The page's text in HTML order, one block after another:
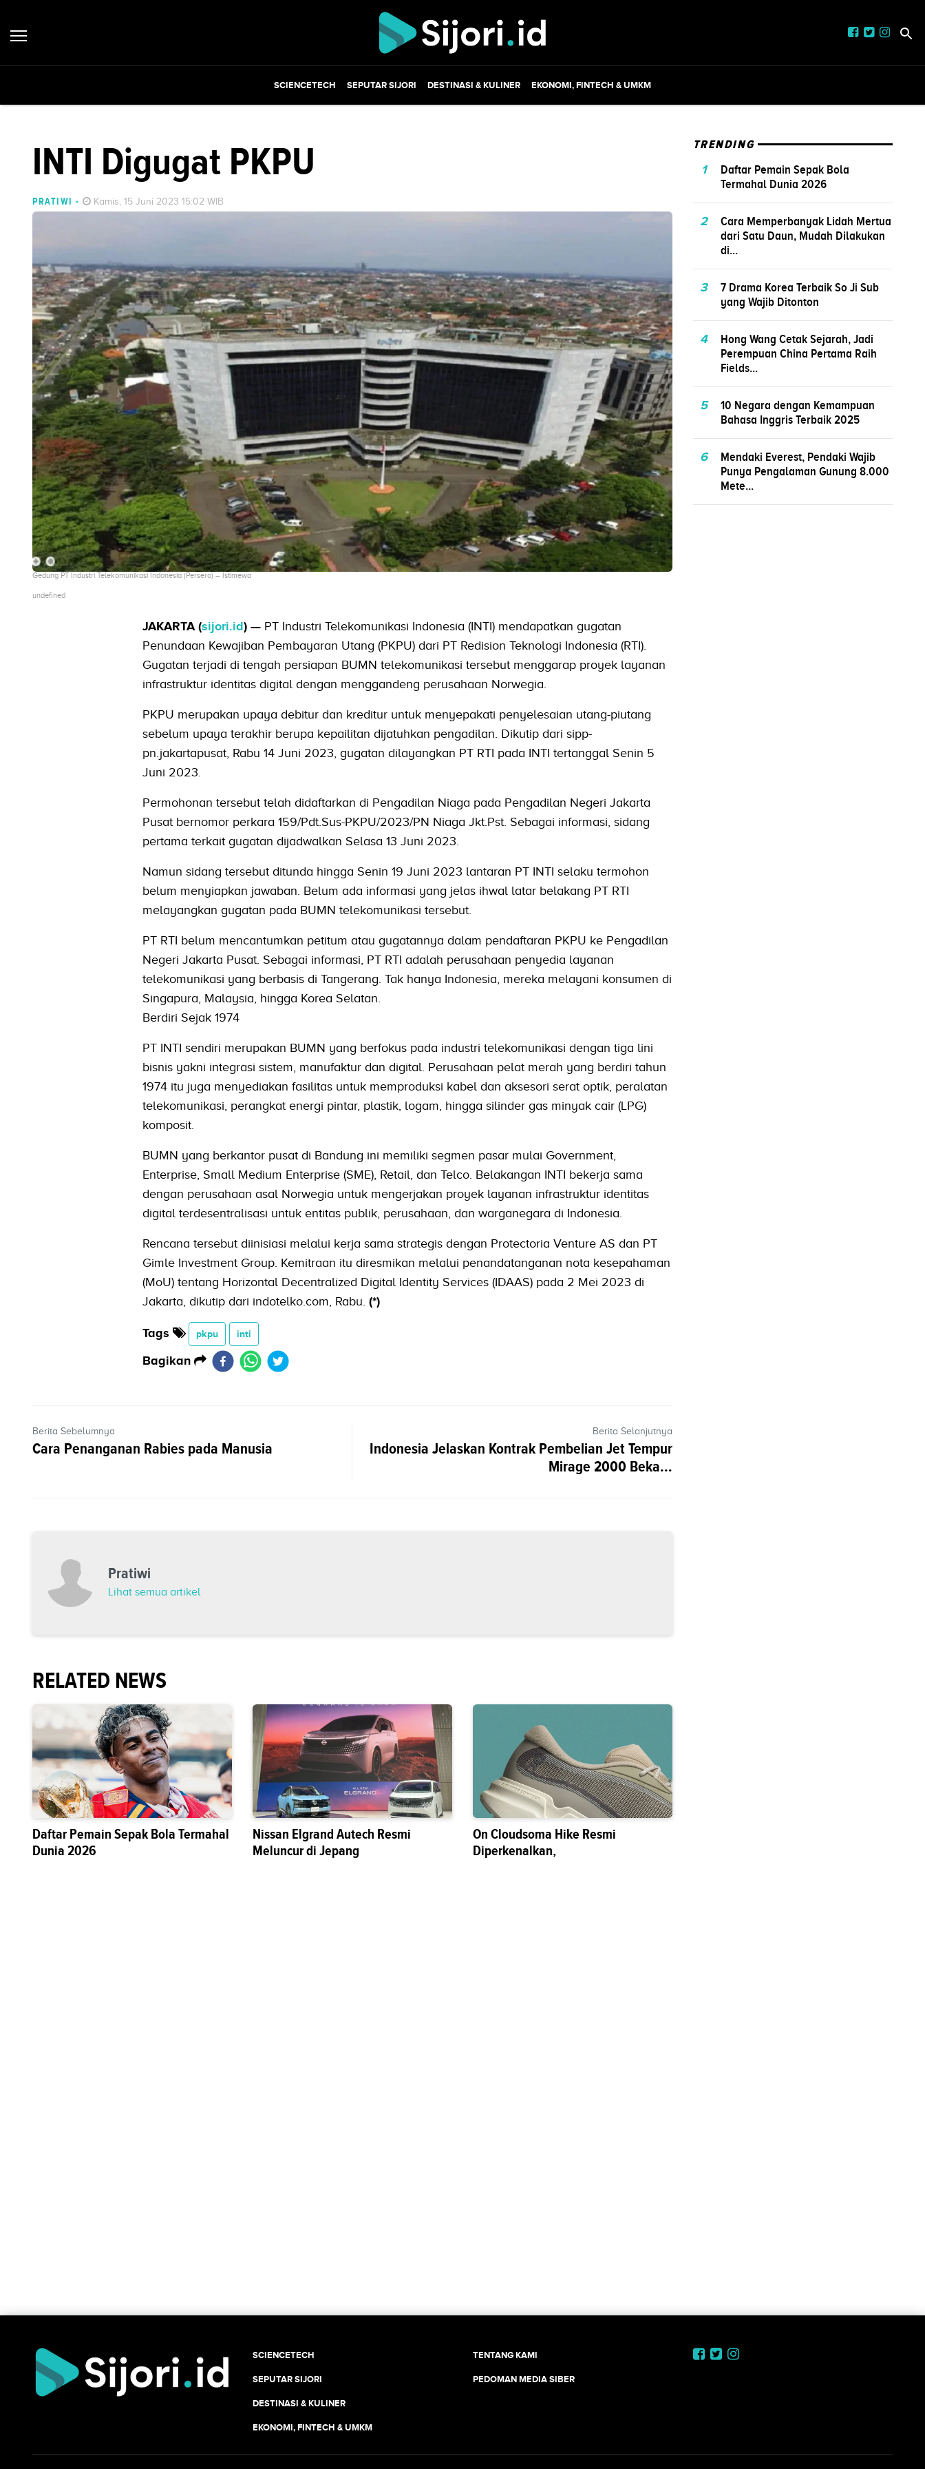
SCIENCETECH SEPUTAR SIJORI DESTINASI & KULINER EKONOMI, FINTECH & UMKM
INTI Digugat PKPU
PRATIWI - Kamis, 15 Juni 2023 15:02 WIB
Gedung PT Industri Telekomunikasi Indonesia (Persero) – Istimewa
undefined
JAKARTA (sijori.id) — PT Industri Telekomunikasi Indonesia (INTI) mendapatkan gugatan
Penundaan Kewajiban Pembayaran Utang (PKPU) dari PT Redision Teknologi Indonesia (RTI).
Gugatan terjadi di tengah persiapan BUMN telekomunikasi tersebut menggarap proyek layanan
infrastruktur identitas digital dengan menggandeng perusahaan Norwegia.
PKPU merupakan upaya debitur dan kreditur untuk menyepakati penyelesaian utang-piutang
sebelum upaya terakhir berupa kepailitan dijatuhkan pengadilan. Dikutip dari sipp-
pn.jakartapusat, Rabu 14 Juni 2023, gugatan dilayangkan PT RTI pada INTI tertanggal Senin 5
Juni 2023.
Permohonan tersebut telah didaftarkan di Pengadilan Niaga pada Pengadilan Negeri Jakarta
Pusat bernomor perkara 159/Pdt.Sus-PKPU/2023/PN Niaga Jkt.Pst. Sebagai informasi, sidang
pertama terkait gugatan dijadwalkan Selasa 13 Juni 2023.
Namun sidang tersebut ditunda hingga Senin 19 Juni 2023 lantaran PT INTI selaku termohon
belum menyiapkan jawaban. Belum ada informasi yang jelas ihwal latar belakang PT RTI
melayangkan gugatan pada BUMN telekomunikasi tersebut.
PT RTI belum mencantumkan petitum atau gugatannya dalam pendaftaran PKPU ke Pengadilan
Negeri Jakarta Pusat. Sebagai informasi, PT RTI adalah perusahaan penyedia layanan
telekomunikasi yang berbasis di Tangerang. Tak hanya Indonesia, mereka melayani konsumen di
Singapura, Malaysia, hingga Korea Selatan.
Berdiri Sejak 1974
PT INTI sendiri merupakan BUMN yang berfokus pada industri telekomunikasi dengan tiga lini
bisnis yakni integrasi sistem, manufaktur dan digital. Perusahaan pelat merah yang berdiri tahun
1974 itu juga menyediakan fasilitas untuk memproduksi kabel dan aksesori serat optik, peralatan
telekomunikasi, perangkat energi pintar, plastik, logam, hingga silinder gas minyak cair (LPG)
komposit.
BUMN yang berkantor pusat di Bandung ini memiliki segmen pasar mulai Government,
Enterprise, Small Medium Enterprise (SME), Retail, dan Telco. Belakangan INTI bekerja sama
dengan perusahaan asal Norwegia untuk mengerjakan proyek layanan infrastruktur identitas
digital terdesentralisasi untuk entitas publik, perusahaan, dan warganegara di Indonesia.
Rencana tersebut diinisiasi melalui kerja sama strategis dengan Protectoria Venture AS dan PT
Gimle Investment Group. Kemitraan itu diresmikan melalui penandatanganan nota kesepahaman
(MoU) tentang Horizontal Decentralized Digital Identity Services (IDAAS) pada 2 Mei 2023 di
Jakarta, dikutip dari indotelko.com, Rabu. (*)
Tags pkpu inti
Bagikan
Berita Sebelumnya
Cara Penanganan Rabies pada Manusia
Berita Selanjutnya
Indonesia Jelaskan Kontrak Pembelian Jet Tempur
Mirage 2000 Beka...
Pratiwi
Lihat semua artikel
RELATED NEWS
Daftar Pemain Sepak Bola Termahal
Dunia 2026
Nissan Elgrand Autech Resmi
Meluncur di Jepang
On Cloudsoma Hike Resmi
Diperkenalkan,
TRENDING
1
Daftar Pemain Sepak Bola
Termahal Dunia 2026
2
Cara Memperbanyak Lidah Mertua
dari Satu Daun, Mudah Dilakukan
di...
3
7 Drama Korea Terbaik So Ji Sub
yang Wajib Ditonton
4
Hong Wang Cetak Sejarah, Jadi
Perempuan China Pertama Raih
Fields...
5
10 Negara dengan Kemampuan
Bahasa Inggris Terbaik 2025
6
Mendaki Everest, Pendaki Wajib
Punya Pengalaman Gunung 8.000
Mete...
SCIENCETECH
SEPUTAR SIJORI
DESTINASI & KULINER
EKONOMI, FINTECH & UMKM
TENTANG KAMI
PEDOMAN MEDIA SIBER